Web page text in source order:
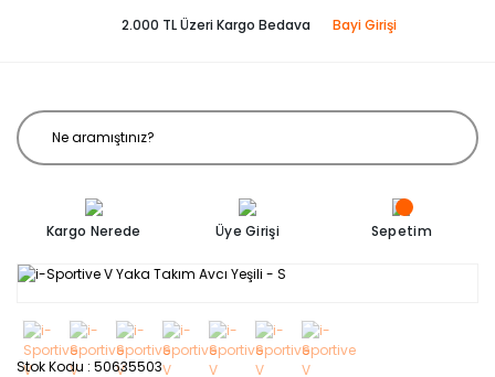
2.000 TL Üzeri Kargo Bedava Bayi Girişi
Kargo Nerede Üye Girişi Sepetim
Stok Kodu 50635503